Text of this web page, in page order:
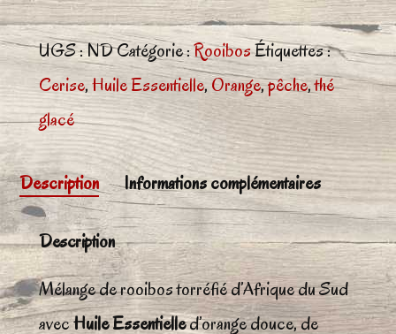
Rooibos
des
Sorcièrces
UGS :NDCatégorie :RooibosÉtiquettes :
Cerise,Huile Essentielle,Orange,pêche,thé
glacé
Description Informations complémentaires
Description
Mélange de rooibos torréfié d’Afrique du Sud
avecHuile Essentielled’orange douce, de